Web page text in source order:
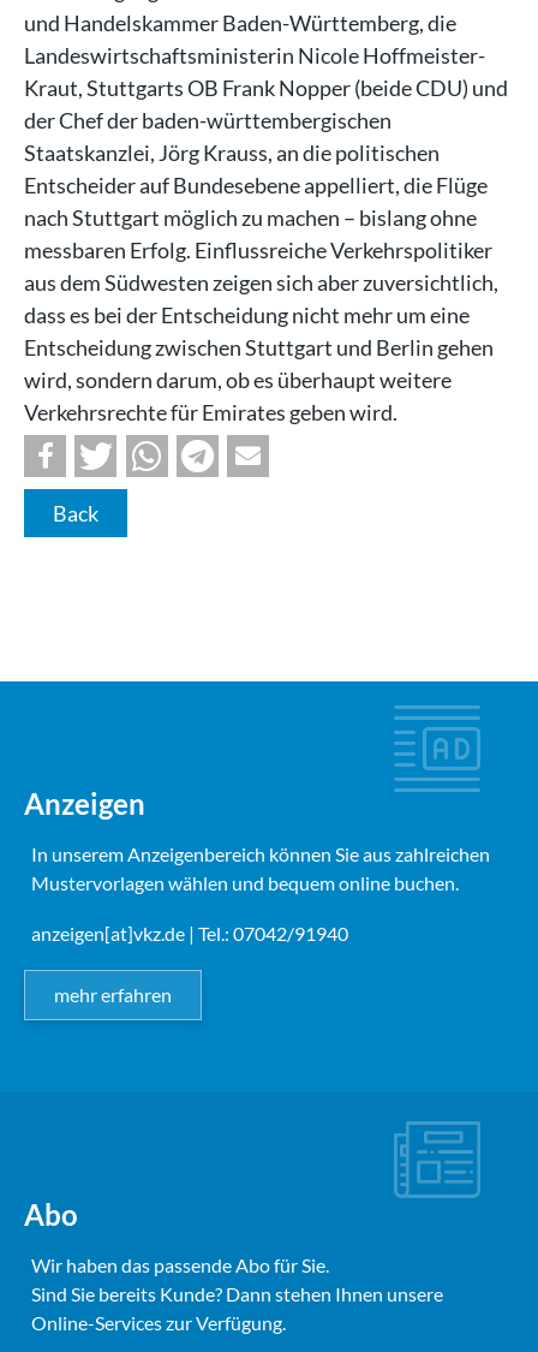
und Handelskammer Baden-Württemberg, die
Landeswirtschaftsministerin Nicole Hoffmeister-
Kraut, Stuttgarts OB Frank Nopper (beide CDU) und
der Chef der baden-württembergischen
Staatskanzlei, Jörg Krauss, an die politischen
Entscheider auf Bundesebene appelliert, die Flüge
nach Stuttgart möglich zu machen – bislang ohne
messbaren Erfolg. Einflussreiche Verkehrspolitiker
aus dem Südwesten zeigen sich aber zuversichtlich,
dass es bei der Entscheidung nicht mehr um eine
Entscheidung zwischen Stuttgart und Berlin gehen
wird, sondern darum, ob es überhaupt weitere
Verkehrsrechte für Emirates geben wird.
Back
Anzeigen
In unserem Anzeigenbereich können Sie aus zahlreichen
Mustervorlagen wählen und bequem online buchen.
anzeigen[at]vkz.de | Tel.: 07042/91940
mehr erfahren
Abo
Wir haben das passende Abo für Sie.
Sind Sie bereits Kunde? Dann stehen Ihnen unsere
Online-Services zur Verfügung.